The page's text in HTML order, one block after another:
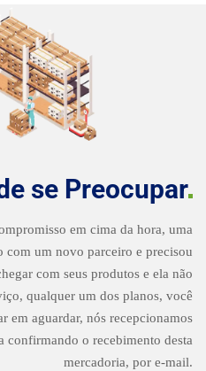
se Preocupar
em cima da hora, uma
com um novo parceiro e precisou
com seus produtos e ela não
qualquer um dos planos, você
em aguardar, nós recepcionamos
confirmando o recebimento desta
mercadoria, por e-mail.